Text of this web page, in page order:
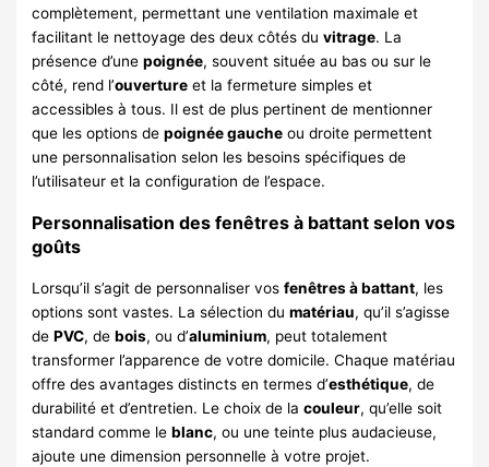
complètement, permettant une ventilation maximale et
facilitant le nettoyage des deux côtés duvitrage. La
présence d’unepoignée, souvent située au bas ou sur le
côté, rend l’ouverture et la fermeture simples et
accessibles à tous. Il est de plus pertinent de mentionner
que les options depoignée gauche ou droite permettent
une personnalisation selon les besoins spécifiques de
l’utilisateur et la configuration de l’espace.
Personnalisation des fenêtres à battant selon vos
goûts
Lorsqu’il s’agit de personnaliser vosfenêtres à battant, les
options sont vastes. La sélection dumatériau, qu’il s’agisse
dePVC, debois, ou d’aluminium, peut totalement
transformer l’apparence de votre domicile. Chaque matériau
offre des avantages distincts en termes d’esthétique, de
durabilité et d’entretien. Le choix de lacouleur, qu’elle soit
standard comme leblanc, ou une teinte plus audacieuse,
ajoute une dimension personnelle à votre projet.